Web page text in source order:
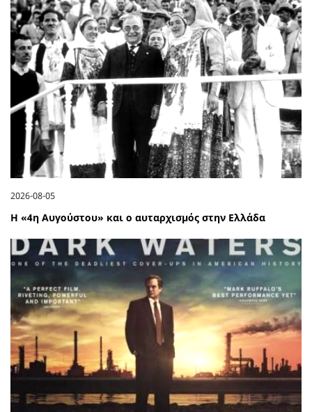
2026-08-05
Η «4η Αυγούστου» και ο αυταρχισμός στην Ελλάδα